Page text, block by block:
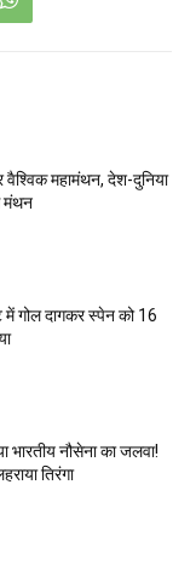
वैश्विक महामंथन, देश-दुनिया
मंथन
गोल दागकर स्पेन को 16
नौसेना का जलवा!
तिरंगा